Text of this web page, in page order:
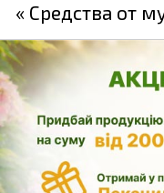
« Средства от